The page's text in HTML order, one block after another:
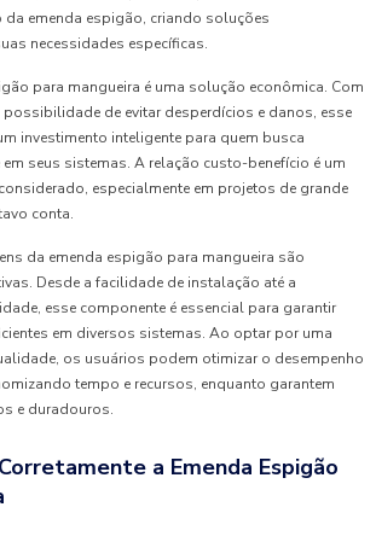
emenda espigão, criando soluções
necessidades específicas.
para mangueira é uma solução econômica. Com
possibilidade de evitar desperdícios e danos, esse
investimento inteligente para quem busca
seus sistemas. A relação custo-benefício é um
especialmente em projetos de grande
conta.
da emenda espigão para mangueira são
Desde a facilidade de instalação até a
esse componente é essencial para garantir
em diversos sistemas. Ao optar por uma
os usuários podem otimizar o desempenho
tempo e recursos, enquanto garantem
e duradouros.
a Emenda Espigão